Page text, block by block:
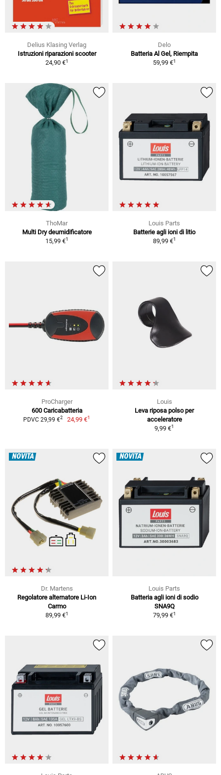
Delius Klasing Verlag
Istruzioni riparazioni scooter
24,90 €1
Delo
Batteria Al Gel, Riempita
59,99 €1
ThoMar
Multi Dry deumidificatore
15,99 €1
Louis Parts
Batterie agli ioni di litio
89,99 €1
ProCharger
600 Caricabatteria
PDVC 29,99 €2 24,99 €1
Louis
Leva riposa polso per
acceleratore
9,99 €1
NOVITÀ
Dr. Martens
Regolatore alternatore Li-Ion
Carmo
89,99 €1
NOVITÀ
Louis Parts
Batteria agli ioni di sodio
SNA9Q
79,99 €1